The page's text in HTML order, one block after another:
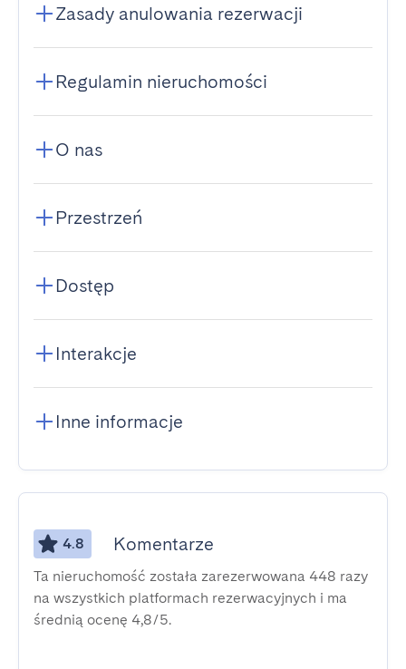
Zasady anulowania rezerwacji
Regulamin nieruchomości
O nas
Przestrzeń
Dostęp
Interakcje
Inne informacje
4.8 Komentarze
Ta nieruchomość została zarezerwowana 448 razy
na wszystkich platformach rezerwacyjnych i ma
średnią ocenę 4,8/5.